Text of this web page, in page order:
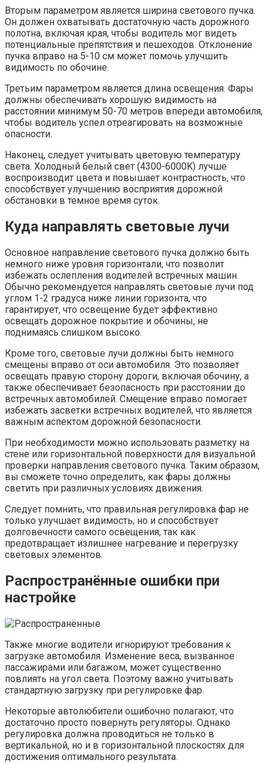
Вторым параметром является ширина светового пучка.
Он должен охватывать достаточную часть дорожного
полотна, включая края, чтобы водитель мог видеть
потенциальные препятствия и пешеходов. Отклонение
пучка вправо на 5-10 см может помочь улучшить
видимость по обочине.
Третьим параметром является длина освещения. Фары
должны обеспечивать хорошую видимость на
расстоянии минимум 50-70 метров впереди автомобиля,
чтобы водитель успел отреагировать на возможные
опасности.
Наконец, следует учитывать цветовую температуру
света. Холодный белый свет (4300-6000K) лучше
воспроизводит цвета и повышает контрастность, что
способствует улучшению восприятия дорожной
обстановки в темное время суток.
Куда направлять световые лучи
Основное направление светового пучка должно быть
немного ниже уровня горизонтали, что позволит
избежать ослепления водителей встречных машин.
Обычно рекомендуется направлять световые лучи под
углом 1-2 градуса ниже линии горизонта, что
гарантирует, что освещение будет эффективно
освещать дорожное покрытие и обочины, не
поднимаясь слишком высоко.
Кроме того, световые лучи должны быть немного
смещены вправо от оси автомобиля. Это позволяет
освещать правую сторону дороги, включая обочину, а
также обеспечивает безопасность при расстоянии до
встречных автомобилей. Смещение вправо помогает
избежать засветки встречных водителей, что является
важным аспектом дорожной безопасности.
При необходимости можно использовать разметку на
стене или горизонтальной поверхности для визуальной
проверки направления светового пучка. Таким образом,
вы сможете точно определить, как фары должны
светить при различных условиях движения.
Следует помнить, что правильная регулировка фар не
только улучшает видимость, но и способствует
долговечности самого освещения, так как
предотвращает излишнее нагревание и перегрузку
световых элементов.
Распространённые ошибки при
настройке
Также многие водители игнорируют требования к
загрузке автомобиля. Изменение веса, вызванное
пассажирами или багажом, может существенно
повлиять на угол света. Поэтому важно учитывать
стандартную загрузку при регулировке фар.
Некоторые автолюбители ошибочно полагают, что
достаточно просто повернуть регуляторы. Однако
регулировка должна проводиться не только в
вертикальной, но и в горизонтальной плоскостях для
достижения оптимального результата.